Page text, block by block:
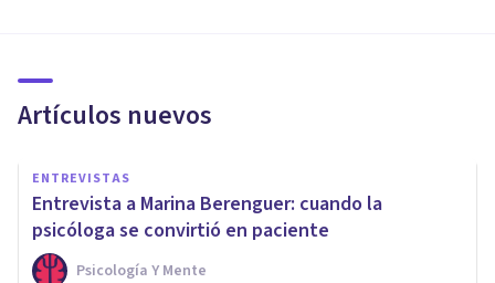
Artículos nuevos
ENTREVISTAS
Entrevista a Marina Berenguer: cuando la
psicóloga se convirtió en paciente
Psicología Y Mente